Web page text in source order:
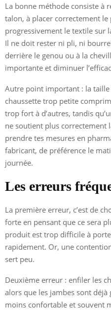
La bonne méthode consiste à
talon, à placer correctement
progressivement le textile sur
Il ne doit rester ni pli, ni
derrière le genou ou à la
importante et diminuer
Autre point important : la
chaussette trop petite
trop fort à d’autres, tandis
ne soutient plus correctement
prendre tes mesures en
fabricant, de préférence le
journée.
Les erreurs
La première erreur, c’est de
forte en pensant que ce sera
produit est trop difficile à
rapidement. Or, une
sert peu.
Deuxième erreur : enfiler les
alors que les jambes sont déjà
moins confortable et souvent